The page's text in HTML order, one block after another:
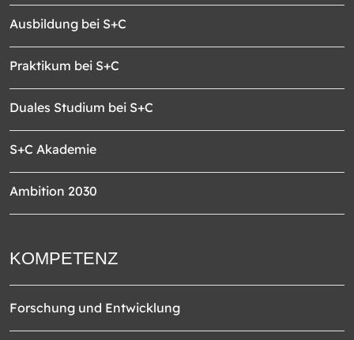
Ausbildung bei S+C
Praktikum bei S+C
Duales Studium bei S+C
S+C Akademie
Ambition 2030
KOMPETENZ
Forschung und Entwicklung